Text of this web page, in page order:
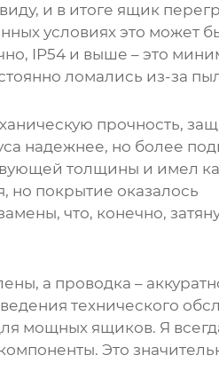
и в итоге ящик
условиях это может
IP54 и выше – это
ломались из-за
прочность,
надежнее, но более
толщины и имел
покрытие оказалось
что, конечно,
а проводка –
технического
мощных ящиков. Я
Это